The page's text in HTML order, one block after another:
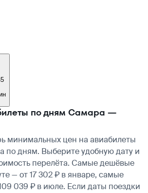
по дням Самара —
минимальных цен на авиабилеты
по дням. Выберите удобную дату и
перелёта. Самые дешёвые
— от 17 302 ₽ в январе, самые
039 ₽ в июле. Если даты поездки